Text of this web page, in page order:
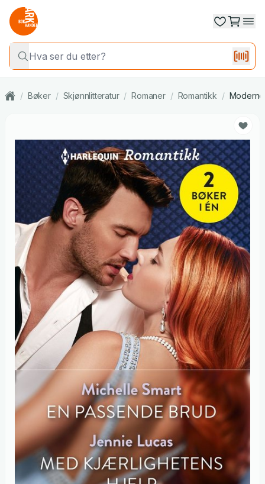
/ Bøker / Skjønnlitteratur / Romaner / Romantikk /